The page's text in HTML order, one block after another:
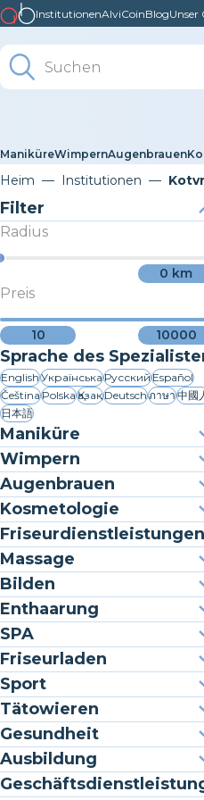
InstitutionenAlviCoinBlogUnser
ManiküreWimpernAugenbrauen
Heim Institutionen
Filter
Radius
0 km
Preis
10 10000
Sprache des
EnglishУкраїнськаРусскийEspañol
ČeštinaPolskaҚазақDeutschภาษา中國
日本語
Maniküre
Wimpern
Augenbrauen
Kosmetologie
Friseurdienstleistungen
Massage
Bilden
Enthaarung
SPA
Friseurladen
Sport
Tätowieren
Gesundheit
Ausbildung